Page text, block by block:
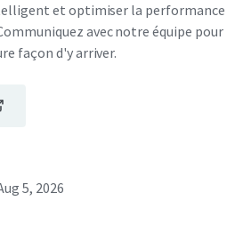
et optimiser la performance
avec notre équipe pour
façon d'y arriver.
5, 2026